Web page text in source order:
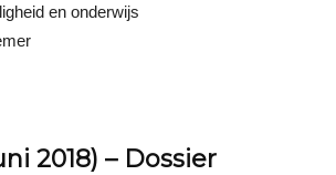
en onderwijs
2018) – Dossier